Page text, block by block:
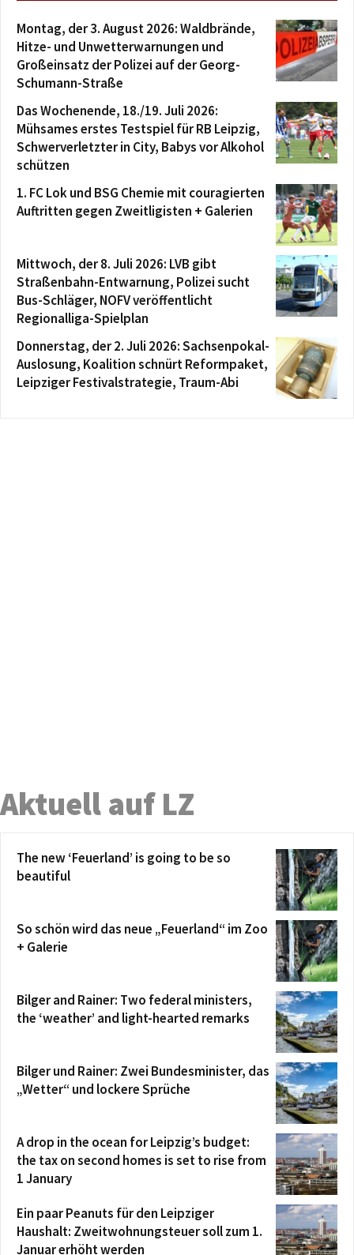
Montag, der 3. August 2026: Waldbrände,
Hitze- und Unwetterwarnungen und
Großeinsatz der Polizei auf der Georg-
Schumann-Straße
Das Wochenende, 18./19. Juli 2026:
Mühsames erstes Testspiel für RB Leipzig,
Schwerverletzter in City, Babys vor Alkohol
schützen
1. FC Lok und BSG Chemie mit couragierten
Auftritten gegen Zweitligisten + Galerien
Mittwoch, der 8. Juli 2026: LVB gibt
Straßenbahn-Entwarnung, Polizei sucht
Bus-Schläger, NOFV veröffentlicht
Regionalliga-Spielplan
Donnerstag, der 2. Juli 2026: Sachsenpokal-
Auslosung, Koalition schnürt Reformpaket,
Leipziger Festivalstrategie, Traum-Abi
Aktuell auf LZ
The new ‘Feuerland’ is going to be so
beautiful
So schön wird das neue „Feuerland“ im Zoo
+ Galerie
Bilger and Rainer: Two federal ministers,
the ‘weather’ and light-hearted remarks
Bilger und Rainer: Zwei Bundesminister, das
„Wetter“ und lockere Sprüche
A drop in the ocean for Leipzig’s budget:
the tax on second homes is set to rise from
1 January
Ein paar Peanuts für den Leipziger
Haushalt: Zweitwohnungsteuer soll zum 1.
Januar erhöht werden